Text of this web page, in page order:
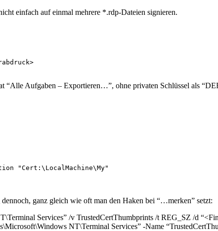
einfach auf einmal mehrere *.rdp-Dateien signieren.
“Alle Aufgaben – Exportieren…”, ohne privaten Schlüssel als
"Cert:\LocalMachine\My"
ganz gleich wie oft man den Haken bei “…merken” setzt:
Services” /v TrustedCertThumbprints /t REG_SZ /d
NT\Terminal Services” -Name